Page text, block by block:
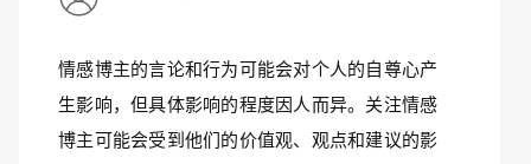
情感博主的言论和行为可能会对个人的自尊心产
生影响，但具体影响的程度因人而异。关注情感
博主可能会受到他们的价值观、观点和建议的影